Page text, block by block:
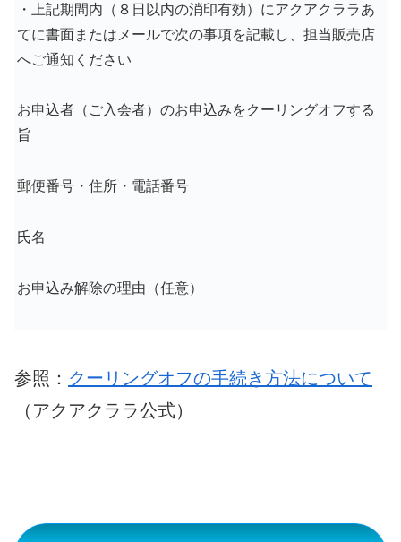
・上記期間内（８日以内の消印有効）にアクアクララあ
てに書面またはメールで次の事項を記載し、担当販売店
へご通知ください
お申込者（ご入会者）のお申込みをクーリングオフする
旨
郵便番号・住所・電話番号
氏名
お申込み解除の理由（任意）
参照： クーリングオフの手続き方法について
（アクアクララ公式）